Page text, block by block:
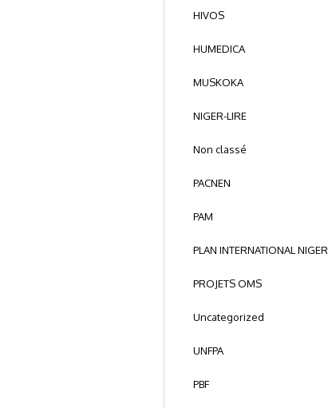
HIVOS
HUMEDICA
MUSKOKA
NIGER-LIRE
Non classé
PACNEN
PAM
PLAN INTERNATIONAL NIGER
PROJETS OMS
Uncategorized
UNFPA
PBF